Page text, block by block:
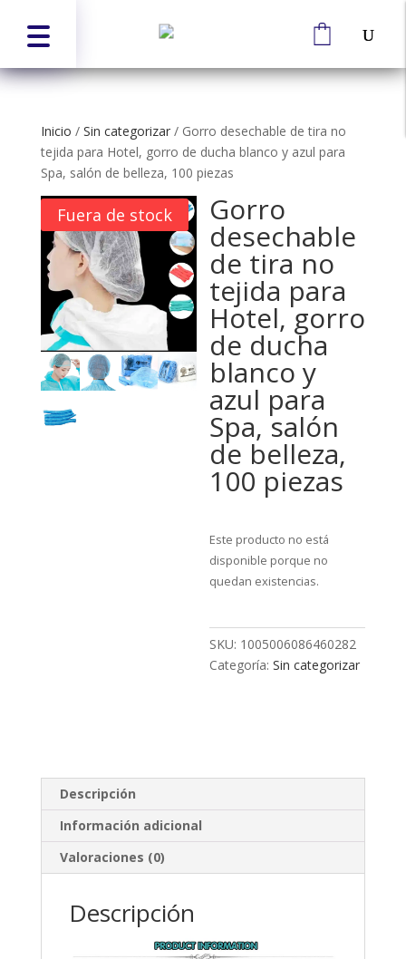
Inicio / Sin categorizar/ Gorro desechable de tira no
tejida para Hotel, gorro de ducha blanco y azul para
Spa, salón de belleza, 100 piezas
Fuera de stock Gorro
desechable
de tira no
tejida para
Hotel, gorro
de ducha
blanco y
azul para
Spa, salón
de belleza,
100 piezas
Este producto no está
disponible porque no
quedan existencias.
SKU: 1005006086460282
Categoría: Sin categorizar
Descripción
Información adicional
Valoraciones (0)
Descripción